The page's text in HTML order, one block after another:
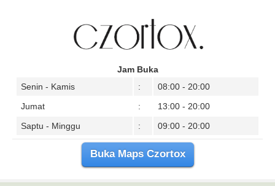
Jam Buka
Senin - Kamis
:
08:00 - 20:00
Jumat
:
13:00 - 20:00
Saptu - Minggu
: 09:00 - 20:00
Buka Maps Czortox